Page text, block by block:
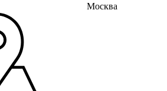
Москва